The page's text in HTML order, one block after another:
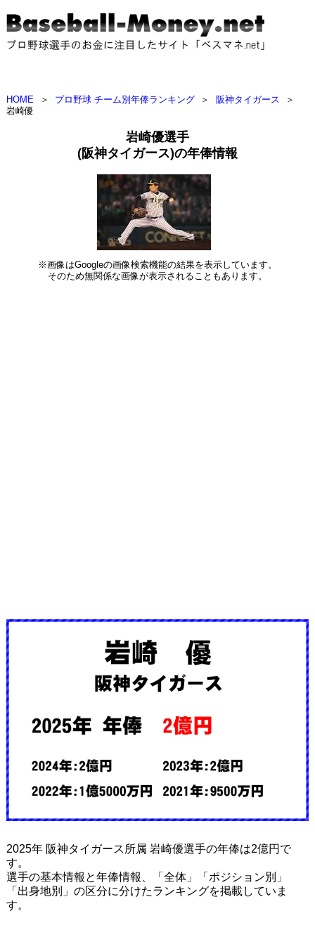
HOME ＞ プロ野球 チーム別年俸ランキング ＞ 阪神タイガース
＞
岩崎優
岩崎優選手
(阪神タイガース)の年俸情報
※画像はGoogleの画像検索機能の結果を表示しています。
そのため無関係な画像が表示されることもあります。
2025年 阪神タイガース所属 岩崎優選手の年俸は2億円で
す。
選手の基本情報と年俸情報、「全体」「ポジション別」
「出身地別」の区分に分けたランキングを掲載していま
す。